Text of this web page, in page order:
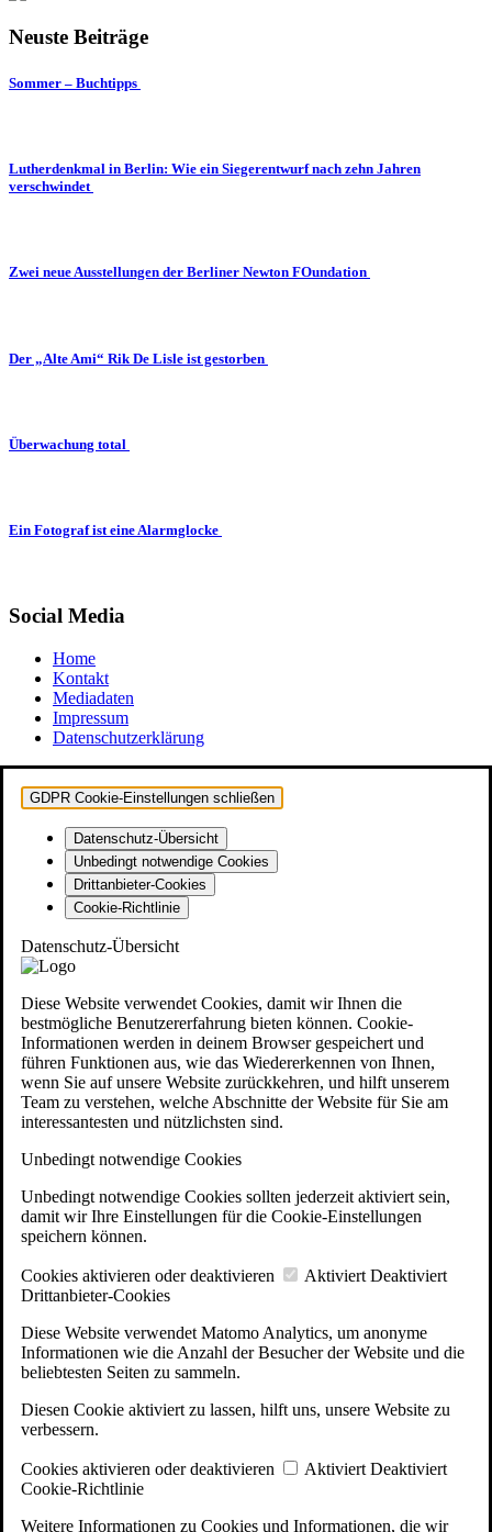
Neuste Beiträge
Sommer – Buchtipps
Lutherdenkmal in Berlin: Wie ein Siegerentwurf nach zehn Jahren
verschwindet
Zwei neue Ausstellungen der Berliner Newton FOundation
Der „Alte Ami“ Rik De Lisle ist gestorben
Überwachung total
Ein Fotograf ist eine Alarmglocke
Social Media
Home
Kontakt
Mediadaten
Impressum
Datenschutzerklärung
GDPR Cookie-Einstellungen schließen
Datenschutz-Übersicht
Unbedingt notwendige Cookies
Drittanbieter-Cookies
Cookie-Richtlinie
Datenschutz-Übersicht
Diese Website verwendet Cookies, damit wir Ihnen die
bestmögliche Benutzererfahrung bieten können. Cookie-
Informationen werden in deinem Browser gespeichert und
führen Funktionen aus, wie das Wiedererkennen von Ihnen,
wenn Sie auf unsere Website zurückkehren, und hilft unserem
Team zu verstehen, welche Abschnitte der Website für Sie am
interessantesten und nützlichsten sind.
Unbedingt notwendige Cookies
Unbedingt notwendige Cookies sollten jederzeit aktiviert sein,
damit wir Ihre Einstellungen für die Cookie-Einstellungen
speichern können.
Cookies aktivieren oder deaktivieren Aktiviert Deaktiviert
Drittanbieter-Cookies
Diese Website verwendet Matomo Analytics, um anonyme
Informationen wie die Anzahl der Besucher der Website und die
beliebtesten Seiten zu sammeln.
Diesen Cookie aktiviert zu lassen, hilft uns, unsere Website zu
verbessern.
Cookies aktivieren oder deaktivieren Aktiviert Deaktiviert
Cookie-Richtlinie
Weitere Informationen zu Cookies und Informationen, die wir